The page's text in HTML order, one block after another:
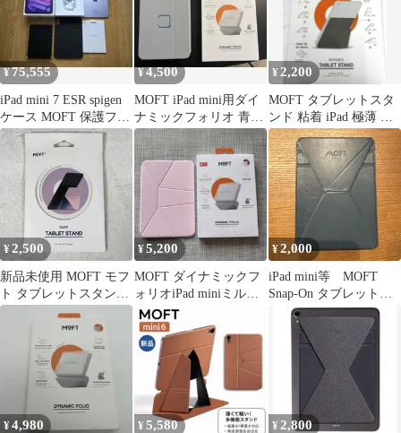
軽量 折りたたみ 角度調
整可能 収納便利 持ち運
び便利（グレー）ym
d9ac0e0a
¥75,555
iPad mini 7 ESR spigen
ケース MOFT 保護フィ
ルム付き
¥4,500
MOFT iPad mini用ダイ
ナミックフォリオ 青
グレー
¥ 2,200
MOFT タブレットスタ
ンド 粘着 iPad 極薄 超
軽量 7.9～9.7インチ
¥2,500
新品未使用 MOFT モフ
ト タブレットスタンド
TABLET STAND iPad
mini Pro / 第6世代 タブ
レットスタンド SNAP
ON ピンク MS008M-1-
¥5,200
MOFT ダイナミックフ
ォリオiPad miniミルキ
ーピンク×カカオブラウ
ン
¥2,000
iPad mini等 MOFT
Snap-On タブレットス
タンド
¥4,980 ¥ 5,580 ¥ 2,800